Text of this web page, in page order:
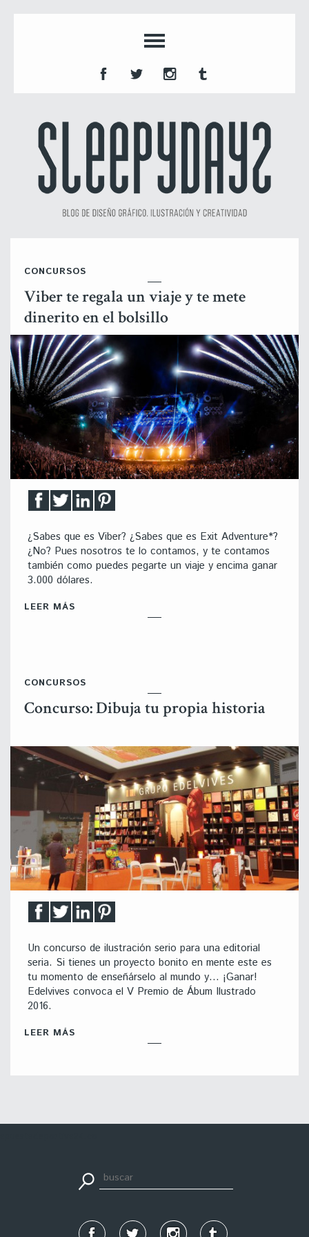
CONCURSOS
Viber te regala un viaje y te mete
dinerito en el bolsillo
¿Sabes que es Viber? ¿Sabes que es Exit Adventure*?
¿No? Pues nosotros te lo contamos, y te contamos
también como puedes pegarte un viaje y encima ganar
3.000 dólares.
LEER MÁS
CONCURSOS
Concurso: Dibuja tu propia historia
Un concurso de ilustración serio para una editorial
seria. Si tienes un proyecto bonito en mente este es
tu momento de enseñárselo al mundo y… ¡Ganar!
Edelvives convoca el V Premio de Ábum Ilustrado
2016.
LEER MÁS